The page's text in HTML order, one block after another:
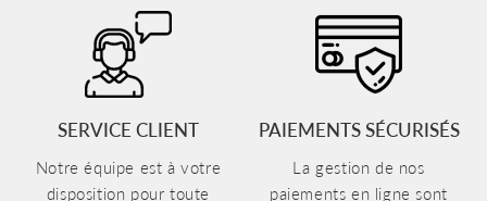
SERVICE CLIENT
Notre équipe est à votre
disposition pour toute
PAIEMENTS SÉCURISÉS
La gestion de nos
paiements en ligne sont